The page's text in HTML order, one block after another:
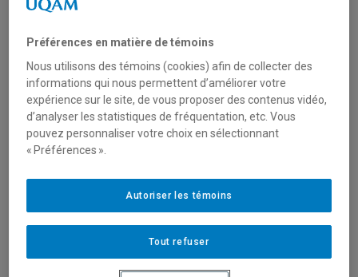
Secteur(s)
Sciences humaines et sociales
Description du programme
Le ministère de l’Enseignement supérieur (MES) se joint
au Fonds de recherche du Québec — Société et
répondre au présent appel de propositions visant la
spécificités du Québec sur des thèmes stratégiques pour
lesquels la place qu’occupe la langue française soulève
des questions de recherche et nécessite la mise en
Préférences en matière de témoins
Nous utilisons des témoins (cookies) afin de collecter des
informations qui nous permettent d’améliorer votre
expérience sur le site, de vous proposer des contenus vidéo,
d’analyser les statistiques de fréquentation, etc. Vous
pouvez personnaliser votre choix en sélectionnant
« Préférences ».
Tout refuser
Autoriser les témoins